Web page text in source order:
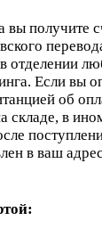
получите
отделении
Если вы
об
складе, в
в ваш